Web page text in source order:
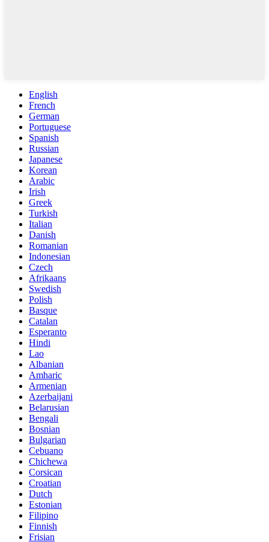
English
French
German
Portuguese
Spanish
Russian
Japanese
Korean
Arabic
Irish
Greek
Turkish
Italian
Danish
Romanian
Indonesian
Czech
Afrikaans
Swedish
Polish
Basque
Catalan
Esperanto
Hindi
Lao
Albanian
Amharic
Armenian
Azerbaijani
Belarusian
Bengali
Bosnian
Bulgarian
Cebuano
Chichewa
Corsican
Croatian
Dutch
Estonian
Filipino
Finnish
Frisian